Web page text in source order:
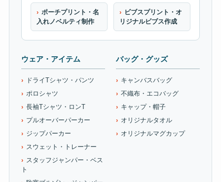
ポーチプリント・名
入れノベルティ制作
ビブスプリント・オ
リジナルビブス作成
ウェア・アイテム
ドライTシャツ・パンツ
ポロシャツ
長袖Tシャツ・ロンT
プルオーバーパーカー
ジップパーカー
スウェット・トレーナー
スタッフジャンパー・ベス
ト
バッグ・グッズ
キャンバスバッグ
不織布・エコバッグ
キャップ・帽子
オリジナルタオル
オリジナルマグカップ